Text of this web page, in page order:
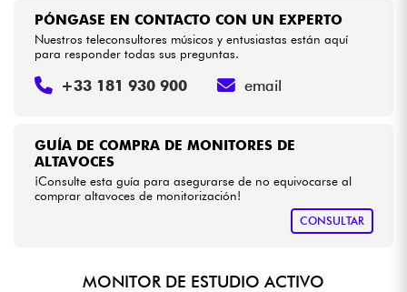
GUÍA DE COMPRA DE MONITORES DE
ALTAVOCES
¡Consulte esta guía para asegurarse de no equivocarse al
comprar altavoces de monitorización!
CONSULTAR
PÓNGASE EN CONTACTO CON UN EXPERTO
Nuestros teleconsultores músicos y entusiastas están aquí
para responder todas sus preguntas.
+33 181 930 900 email
MONITOR DE ESTUDIO ACTIVO